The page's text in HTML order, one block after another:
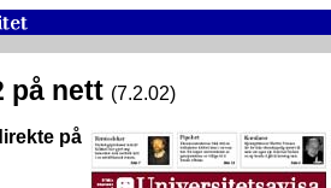
på nett (7.2.02)
på